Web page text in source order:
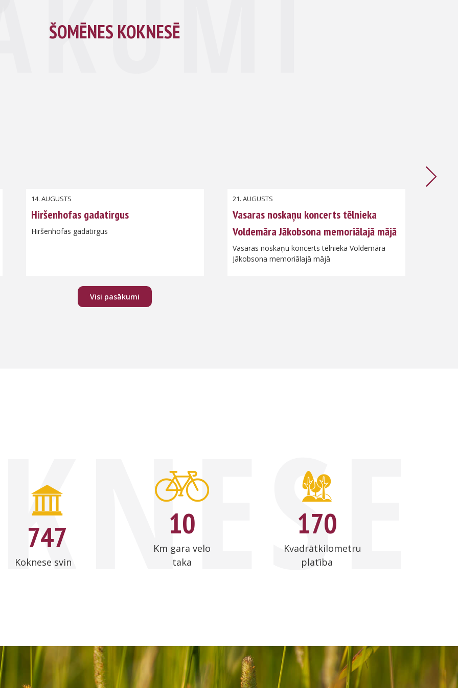
ŠOMĒNES KOKNESĒ
14. AUGUSTS
Hiršenhofas gadatirgus
Hiršenhofas gadatirgus
21. AUGUSTS
Vasaras noskaņu koncerts tēlnieka
Voldemāra Jākobsona memoriālajā mājā
Vasaras noskaņu koncerts tēlnieka Voldemāra
Jākobsona memoriālajā mājā
Visi pasākumi
747
Koknese svin
10
Km gara velo
taka
170
Kvadrātkilometru
platība